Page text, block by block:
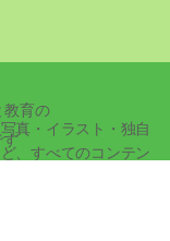
教育の
す
真・イラスト・独自
、すべてのコンテン